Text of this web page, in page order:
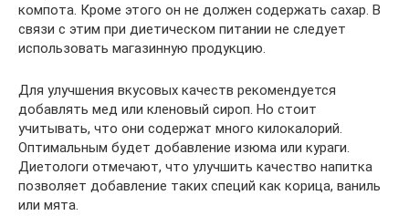
компота. Кроме этого он не должен содержать сахар. В
связи с этим при диетическом питании не следует
использовать магазинную продукцию.
Для улучшения вкусовых качеств рекомендуется
добавлять мед или кленовый сироп. Но стоит
учитывать, что они содержат много килокалорий.
Оптимальным будет добавление изюма или кураги.
Диетологи отмечают, что улучшить качество напитка
позволяет добавление таких специй как корица, ваниль
или мята.